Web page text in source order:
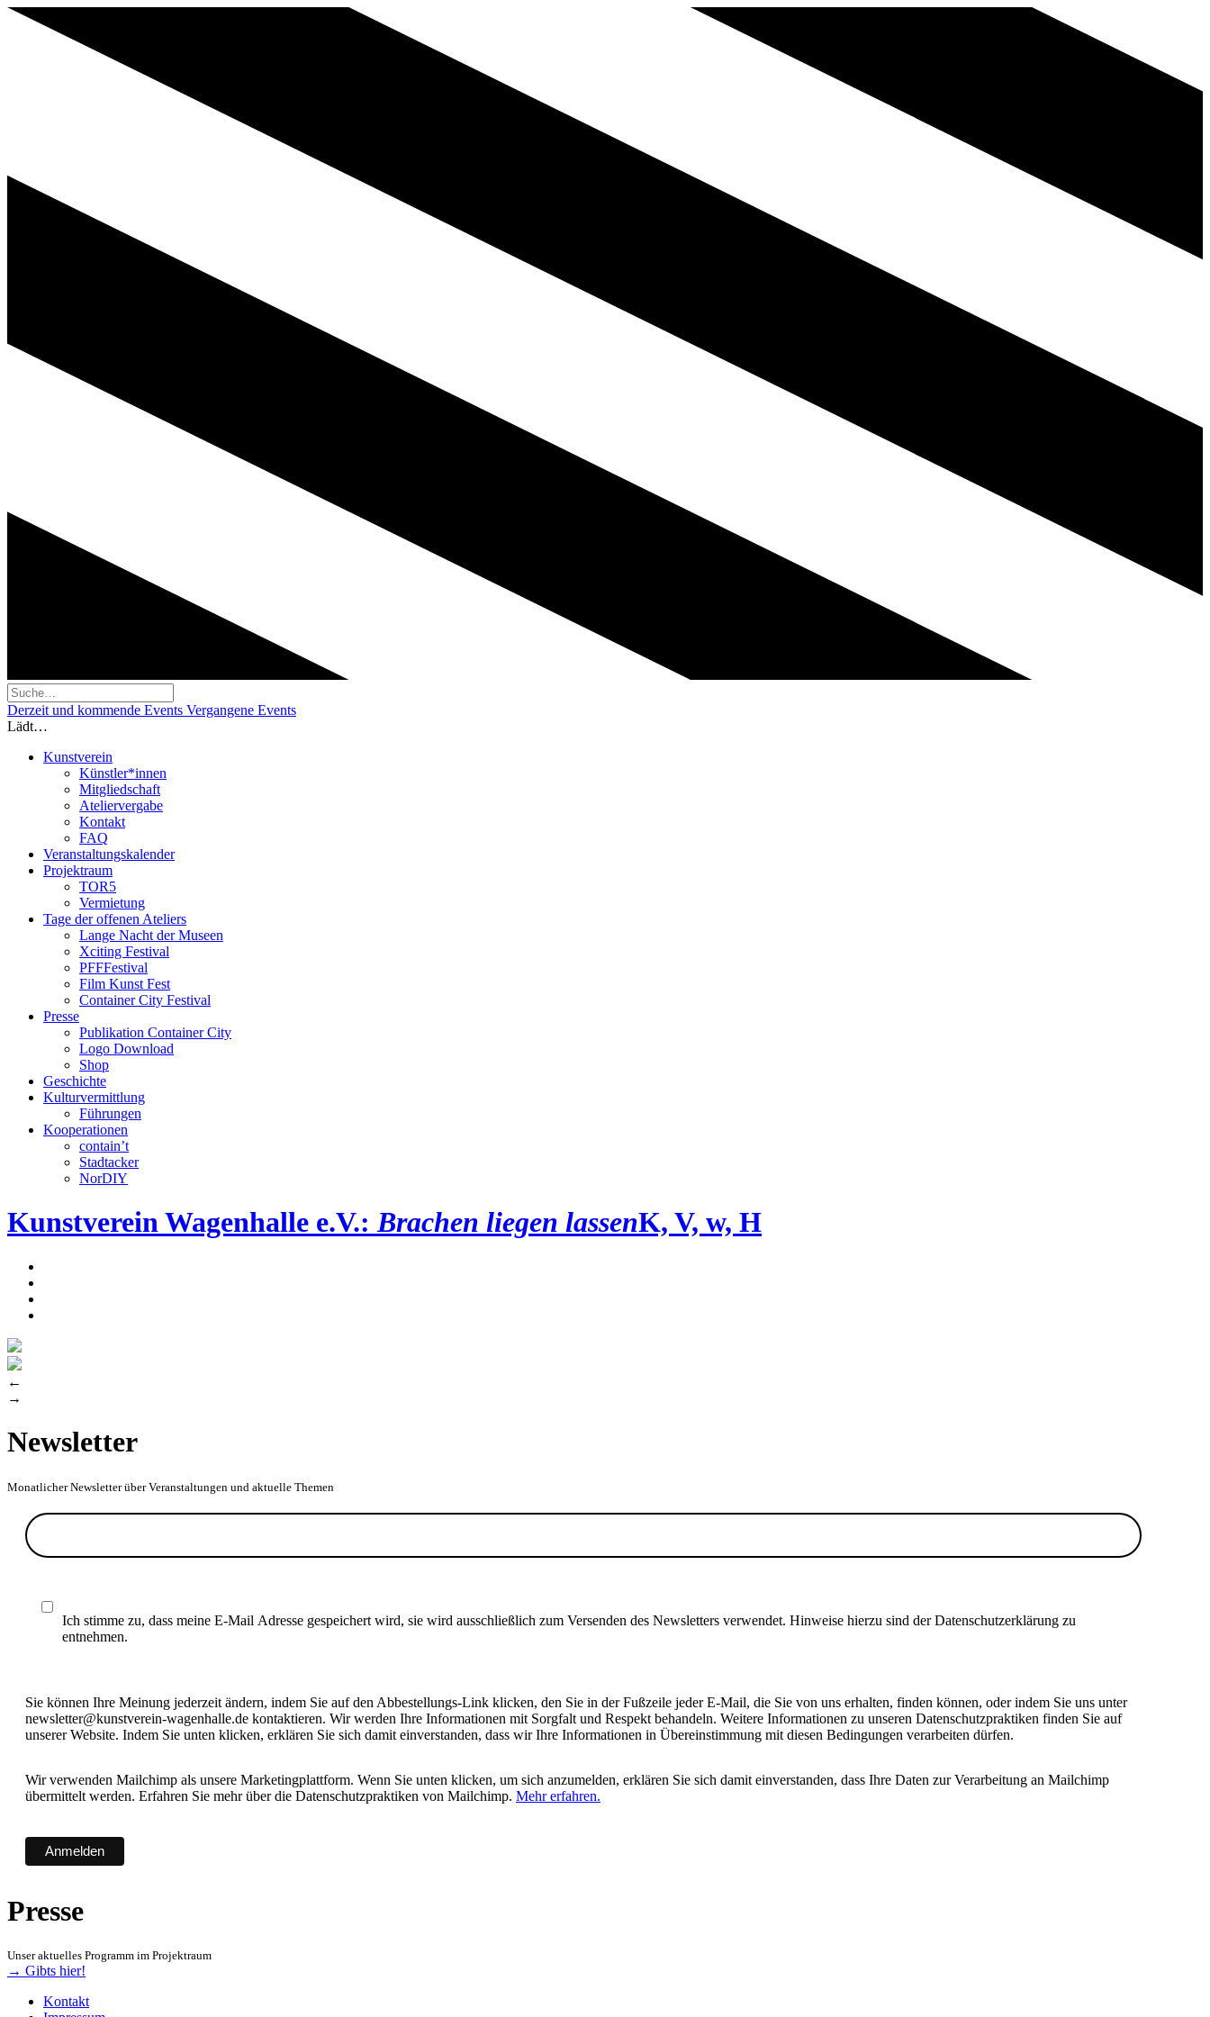
Derzeit und kommende Events Vergangene Events
Lädt…
Kunstverein
Künstler*innen
Mitgliedschaft
Ateliervergabe
Kontakt
FAQ
Veranstaltungskalender
Projektraum
TOR5
Vermietung
Tage der offenen Ateliers
Lange Nacht der Museen
Xciting Festival
PFFFestival
Film Kunst Fest
Container City Festival
Presse
Publikation Container City
Logo Download
Shop
Geschichte
Kulturvermittlung
Führungen
Kooperationen
contain’t
Stadtacker
NorDIY
Kunstverein Wagenhalle e.V.:Brachen liegen lassenK, V, w, H
←
→
Newsletter
Monatlicher Newsletter über Veranstaltungen und aktuelle Themen
Ich stimme zu, dass meine E-Mail Adresse gespeichert wird, sie wird ausschließlich zum Versenden des Newsletters verwendet. Hinweise hierzu sind der Datenschutzerklärung zu
entnehmen.
Sie können Ihre Meinung jederzeit ändern, indem Sie auf den Abbestellungs-Link klicken, den Sie in der Fußzeile jeder E-Mail, die Sie von uns erhalten, finden können, oder indem Sie uns unter
newsletter@kunstverein-wagenhalle.de kontaktieren. Wir werden Ihre Informationen mit Sorgfalt und Respekt behandeln. Weitere Informationen zu unseren Datenschutzpraktiken finden Sie auf
unserer Website. Indem Sie unten klicken, erklären Sie sich damit einverstanden, dass wir Ihre Informationen in Übereinstimmung mit diesen Bedingungen verarbeiten dürfen.
Wir verwenden Mailchimp als unsere Marketingplattform. Wenn Sie unten klicken, um sich anzumelden, erklären Sie sich damit einverstanden, dass Ihre Daten zur Verarbeitung an Mailchimp
übermittelt werden. Erfahren Sie mehr über die Datenschutzpraktiken von Mailchimp. Mehr erfahren.
Presse
Unser aktuelles Programm im Projektraum
→ Gibts hier!
Kontakt